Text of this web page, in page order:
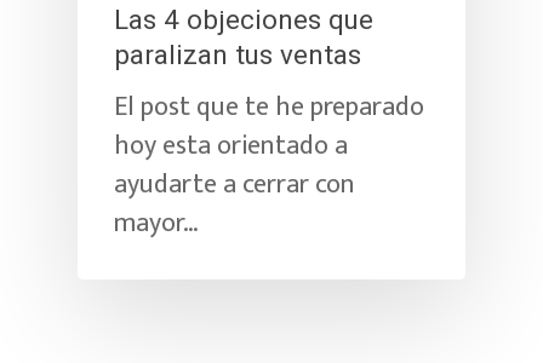
Las 4 objeciones que
paralizan tus ventas
El post que te he preparado
hoy esta orientado a
ayudarte a cerrar con
mayor…